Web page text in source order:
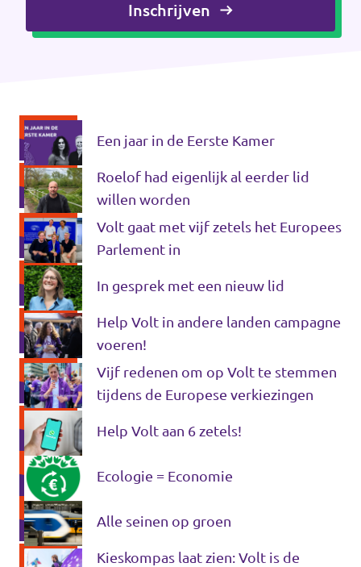
Een jaar in de Eerste Kamer
Roelof had eigenlijk al eerder lid
willen worden
Volt gaat met vijf zetels het Europees
Parlement in
In gesprek met een nieuw lid
Help Volt in andere landen campagne
voeren!
Vijf redenen om op Volt te stemmen
tijdens de Europese verkiezingen
Help Volt aan 6 zetels!
Ecologie = Economie
Alle seinen op groen
Kieskompas laat zien: Volt is de
Inschrijven